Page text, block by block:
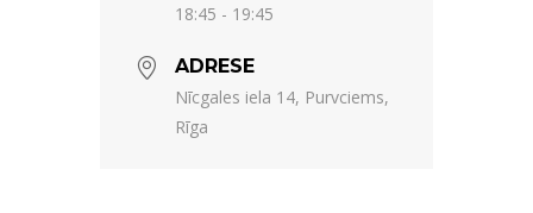
18:45 - 19:45
ADRESE
Nīcgales iela 14, Purvciems,
Rīga